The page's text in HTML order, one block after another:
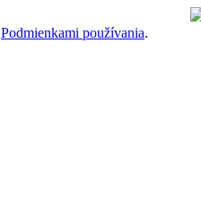
Podmienkami používania.